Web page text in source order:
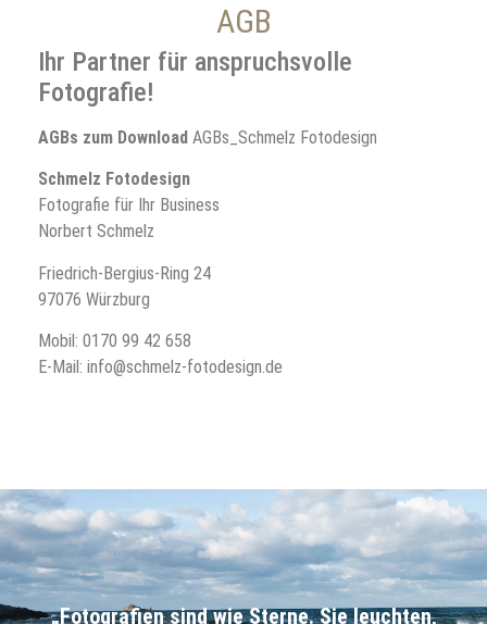
AGB
Ihr Partner für anspruchsvolle
Fotografie!
AGBs zum Download AGBs_Schmelz Fotodesign
Schmelz Fotodesign
Fotografie für Ihr Business
Norbert Schmelz
Friedrich-Bergius-Ring 24
97076 Würzburg
Mobil: 0170 99 42 658
E-Mail: info@schmelz-fotodesign.de
„Fotografien sind wie Sterne. Sie leuchten,